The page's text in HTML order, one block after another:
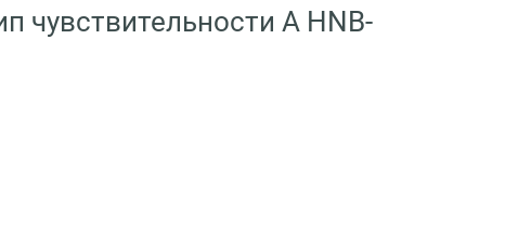
чувствительности A HNB-